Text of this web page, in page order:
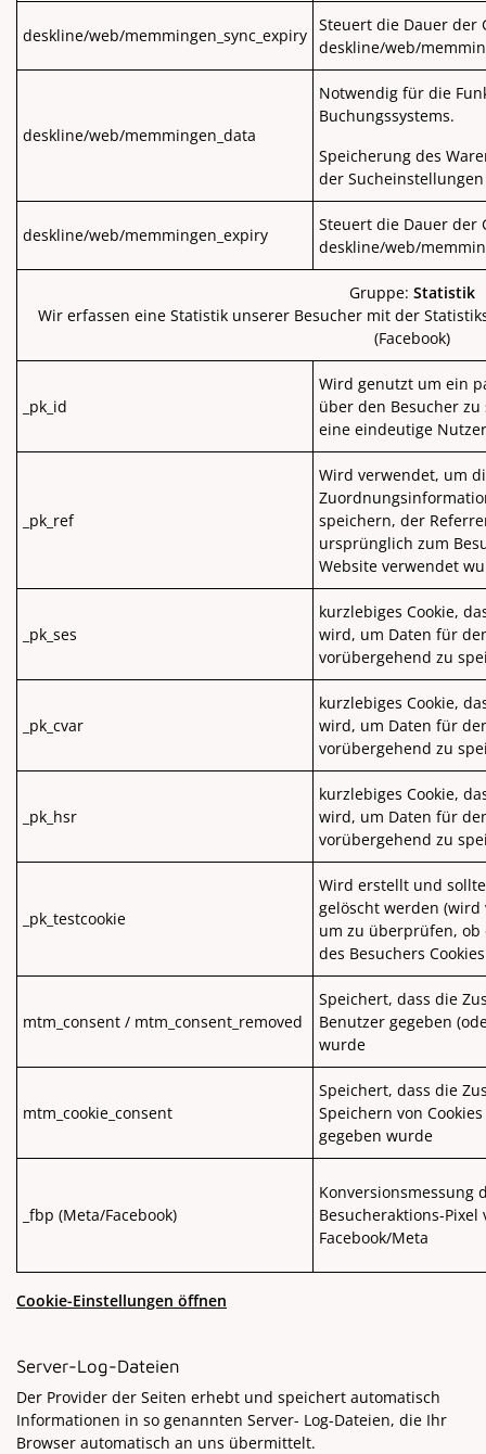
deskline/web/memmingen_sync_expiry
Steuert die Dauer der
deskline/web/
deskline/web/memmingen_data
Notwendig für die
Buchungssystems.
Speicherung des
der Sucheinstellungen
deskline/web/memmingen_expiry
Steuert die Dauer der
deskline/web/
Gruppe: Statistik
Wir erfassen eine Statistik unserer Besucher mit der
(Facebook)
_pk_id
Wird genutzt um ein
über den Besucher
eine eindeutige
_pk_ref
Wird verwendet, um
speichern, der
ursprünglich zum
Website verwendet
_pk_ses
kurzlebiges Cookie,
wird, um Daten für
vorübergehend zu
_pk_cvar
kurzlebiges Cookie,
wird, um Daten für
vorübergehend zu
_pk_hsr
kurzlebiges Cookie,
wird, um Daten für
vorübergehend zu
_pk_testcookie
Wird erstellt und
gelöscht werden (wird
um zu überprüfen, ob
des Besuchers
mtm_consent / mtm_consent_removed
Speichert, dass die
Benutzer gegeben
wurde
mtm_cookie_consent
Speichert, dass die
Speichern von
gegeben wurde
_fbp (Meta/Facebook)
Konversionsmessung
Besucheraktions-Pixel
Facebook/Meta
Cookie-Einstellungen öffnen
Server-Log-Dateien
Der Provider der Seiten erhebt und speichert automatisch
Informationen in so genannten Server- Log-Dateien, die Ihr
Browser automatisch an uns übermittelt.